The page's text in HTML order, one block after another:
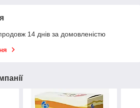
14 днів за домовленістю